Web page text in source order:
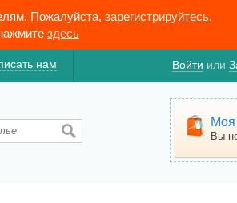
Пожалуйста, зарегистрируйтесь.
здесь
нам Войти или
Моя
Вы